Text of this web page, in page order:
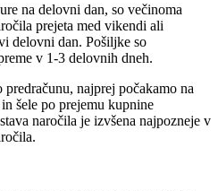
na delovni dan, so večinoma
prejeta med vikendi ali
delovni dan. Pošiljke so
v 1-3 delovnih dneh.
najprej počakamo na
šele po prejemu kupnine
naročila je izvšena najpozneje v